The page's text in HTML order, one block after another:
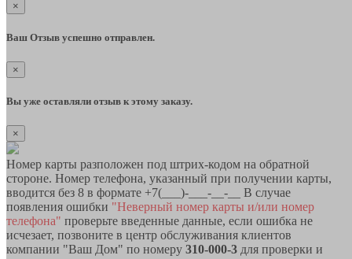
×
Ваш Отзыв успешно отправлен.
×
Вы уже оставляли отзыв к этому заказу.
×
Номер карты разположен под штрих-кодом на обратной
стороне. Номер телефона, указанный при получении карты,
вводится без 8 в формате +7(___)-___-__-__ В случае
появления ошибки "Неверный номер карты и/или номер
телефона" проверьте введенные данные, если ошибка не
исчезает, позвоните в центр обслуживания клиентов
компании "Ваш Дом" по номеру 310-000-3 для проверки и